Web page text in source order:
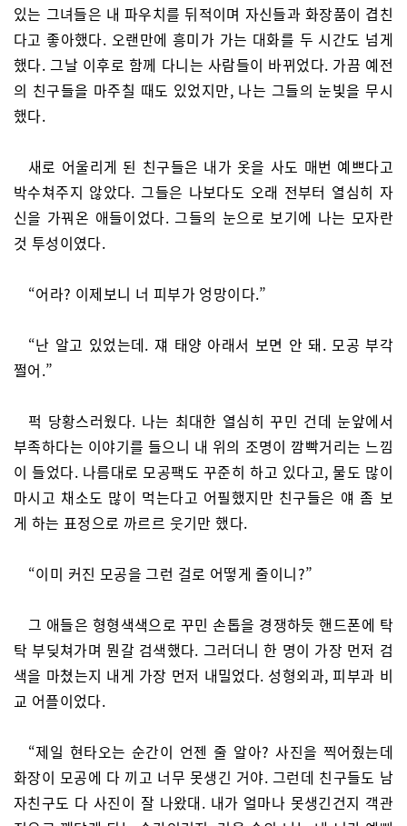
있는 그녀들은 내 파우치를 뒤적이며 자신들과 화장품이 겹친
다고 좋아했다. 오랜만에 흥미가 가는 대화를 두 시간도 넘게
했다. 그날 이후로 함께 다니는 사람들이 바뀌었다. 가끔 예전
의 친구들을 마주칠 때도 있었지만, 나는 그들의 눈빛을 무시
했다.
새로 어울리게 된 친구들은 내가 옷을 사도 매번 예쁘다고
박수쳐주지 않았다. 그들은 나보다도 오래 전부터 열심히 자
신을 가꿔온 애들이었다. 그들의 눈으로 보기에 나는 모자란
것 투성이였다.
“어라? 이제보니 너 피부가 엉망이다.”
“난 알고 있었는데. 쟤 태양 아래서 보면 안 돼. 모공 부각
쩔어.”
퍽 당황스러웠다. 나는 최대한 열심히 꾸민 건데 눈앞에서
부족하다는 이야기를 들으니 내 위의 조명이 깜빡거리는 느낌
이 들었다. 나름대로 모공팩도 꾸준히 하고 있다고, 물도 많이
마시고 채소도 많이 먹는다고 어필했지만 친구들은 얘 좀 보
게 하는 표정으로 까르르 웃기만 했다.
“이미 커진 모공을 그런 걸로 어떻게 줄이니?”
그 애들은 형형색색으로 꾸민 손톱을 경쟁하듯 핸드폰에 탁
탁 부딪쳐가며 뭔갈 검색했다. 그러더니 한 명이 가장 먼저 검
색을 마쳤는지 내게 가장 먼저 내밀었다. 성형외과, 피부과 비
교 어플이었다.
“제일 현타오는 순간이 언젠 줄 알아? 사진을 찍어줬는데
화장이 모공에 다 끼고 너무 못생긴 거야. 그런데 친구들도 남
자친구도 다 사진이 잘 나왔대. 내가 얼마나 못생긴건지 객관